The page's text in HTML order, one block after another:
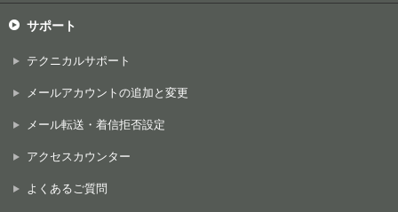
サポート
テクニカルサポート
メールアカウントの追加と変更
メール転送・着信拒否設定
アクセスカウンター
よくあるご質問